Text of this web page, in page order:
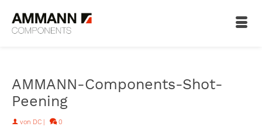
AMMANN-Components-Shot-
Peening
von DC | 0